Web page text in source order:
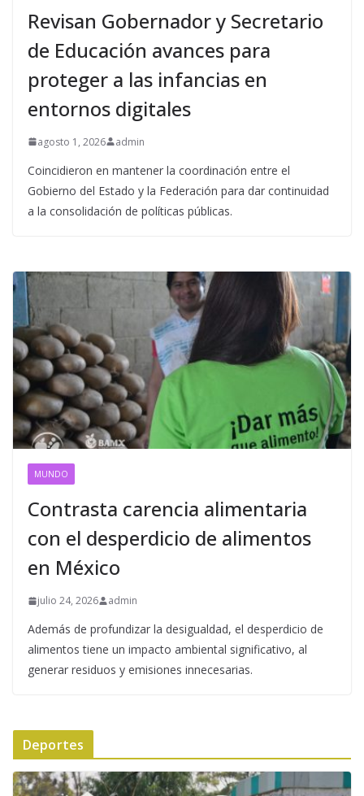
Revisan Gobernador y Secretario
de Educación avances para
proteger a las infancias en
entornos digitales
agosto 1, 2026 admin
Coincidieron en mantener la coordinación entre el
Gobierno del Estado y la Federación para dar continuidad
a la consolidación de políticas públicas.
MUNDO
Contrasta carencia alimentaria
con el desperdicio de alimentos
en México
julio 24, 2026 admin
Además de profundizar la desigualdad, el desperdicio de
alimentos tiene un impacto ambiental significativo, al
generar residuos y emisiones innecesarias.
Deportes